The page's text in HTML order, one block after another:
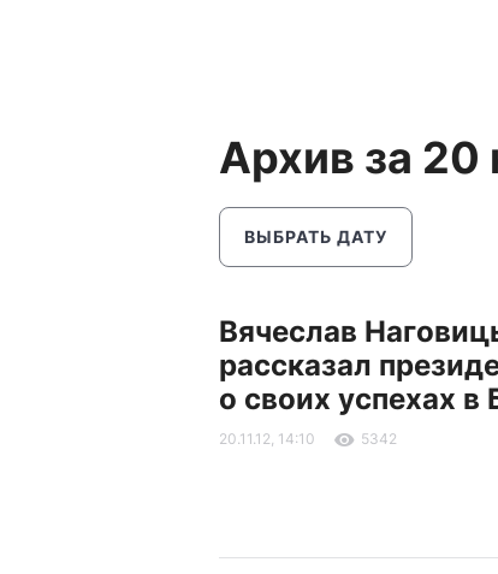
Архив за 20
ВЫБРАТЬ ДАТУ
Вячеслав
рассказал
о своих успехах в
20.11.12, 14:10 5342